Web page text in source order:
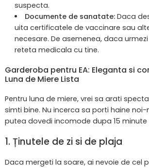
suspecta.
Documente de sanatate:Daca
uita certificatele de vaccinare sau
necesare. De asemenea, daca
reteta medicala cu tine.
Garderoba pentru EA: Eleganta si
Luna de Miere Lista
Pentru luna de miere, vrei sa arati
simti bine. Nu incerca sa porti haine
putea dovedi incomode dupa 15 minute
1. Ținutele de zi si de plaja
Daca mergeti la soare, ai nevoie de cel